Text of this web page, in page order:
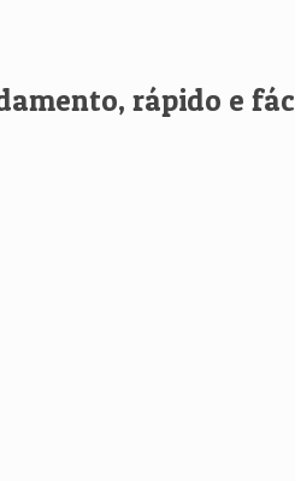
rápido e